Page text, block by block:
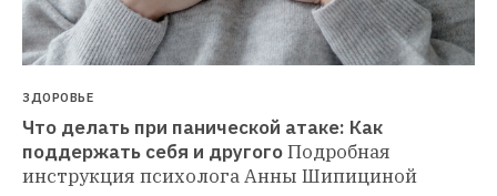
ЗДОРОВЬЕ
Что делать при панической атаке: Как
поддержать себя и другогоПодробная
инструкция психолога Анны Шипициной